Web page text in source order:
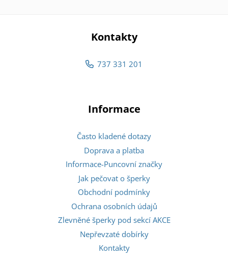
Kontakty
737 331 201
Informace
Často kladené dotazy
Doprava a platba
Informace-Puncovní značky
Jak pečovat o šperky
Obchodní podmínky
Ochrana osobních údajů
Zlevněné šperky pod sekcí AKCE
Nepřevzaté dobírky
Kontakty